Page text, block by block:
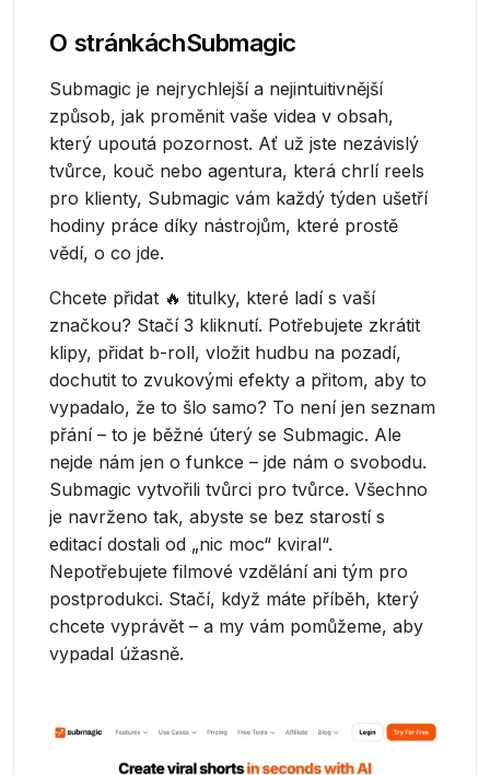
O stránkáchSubmagic
Submagic je nejrychlejší a nejintuitivnější
způsob, jak proměnit vaše videa v obsah,
který upoutá pozornost. Ať už jste nezávislý
tvůrce, kouč nebo agentura, která chrlí reels
pro klienty, Submagic vám každý týden ušetří
hodiny práce díky nástrojům, které prostě
vědí, o co jde.
Chcete přidat 🔥 titulky, které ladí s vaší
značkou? Stačí 3 kliknutí. Potřebujete zkrátit
klipy, přidat b-roll, vložit hudbu na pozadí,
dochutit to zvukovými efekty a přitom, aby to
vypadalo, že to šlo samo? To není jen seznam
přání – to je běžné úterý se Submagic. Ale
nejde nám jen o funkce – jde nám o svobodu.
Submagic vytvořili tvůrci pro tvůrce. Všechno
je navrženo tak, abyste se bez starostí s
editací dostali od „nic moc“ kviral“.
Nepotřebujete filmové vzdělání ani tým pro
postprodukci. Stačí, když máte příběh, který
chcete vyprávět – a my vám pomůžeme, aby
vypadal úžasně.